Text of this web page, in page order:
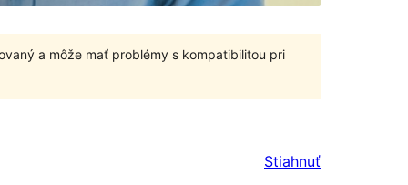
a môže mať problémy s kompatibilitou pri
Stiahnuť